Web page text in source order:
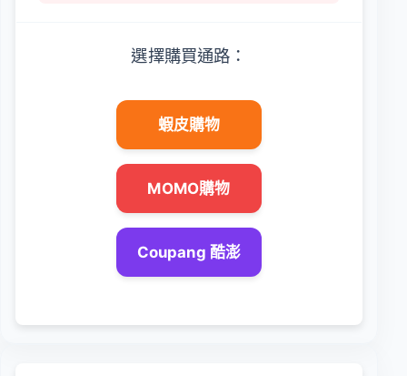
選擇購買通路：
蝦皮購物
MOMO購物
Coupang 酷澎